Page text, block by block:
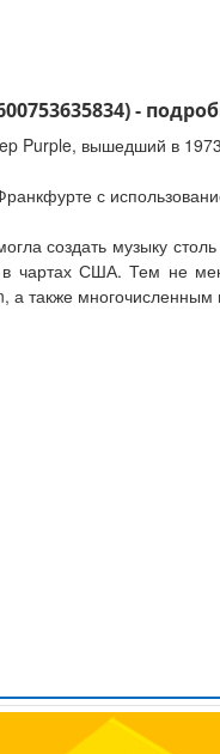
-
Purple, вышедший в
с
создать музыку
США. Тем не
также многочисленным